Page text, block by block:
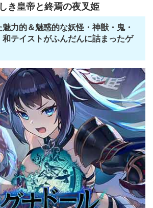
き皇帝と終焉の夜叉姫
力的＆魅惑的な妖怪・神獣・鬼・
テイストがふんだんに詰まったゲ